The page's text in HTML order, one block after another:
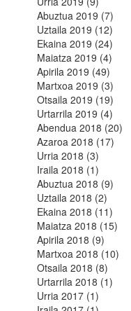
Abuztua 2019 (7)
Uztaila 2019 (12)
Ekaina 2019 (24)
Maiatza 2019 (4)
Apirila 2019 (49)
Martxoa 2019 (3)
Otsaila 2019 (19)
Urtarrila 2019 (4)
Abendua 2018 (20)
Azaroa 2018 (17)
Urria 2018 (3)
Iraila 2018 (1)
Abuztua 2018 (9)
Uztaila 2018 (2)
Ekaina 2018 (11)
Maiatza 2018 (15)
Apirila 2018 (9)
Martxoa 2018 (10)
Otsaila 2018 (8)
Urtarrila 2018 (1)
Urria 2017 (1)